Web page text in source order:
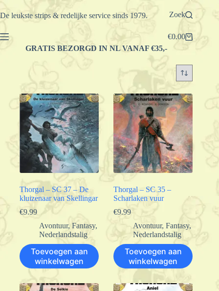
Ga
naar
De leukste strips & redelijke service sinds 1979. Zoek
Winkelwagen
€0.00
GRATIS BEZORGD IN NL VANAF €35,-
Thorgal – SC 37 – De
kluizenaar van Skellingar
€9.99
Avontuur, Fantasy,
Nederlandstalig
Toevoegen aan
winkelwagen
Thorgal – SC 35 –
Scharlaken vuur
€9.99
Avontuur,Fantasy,
Nederlandstalig
Toevoegen aan
winkelwagen